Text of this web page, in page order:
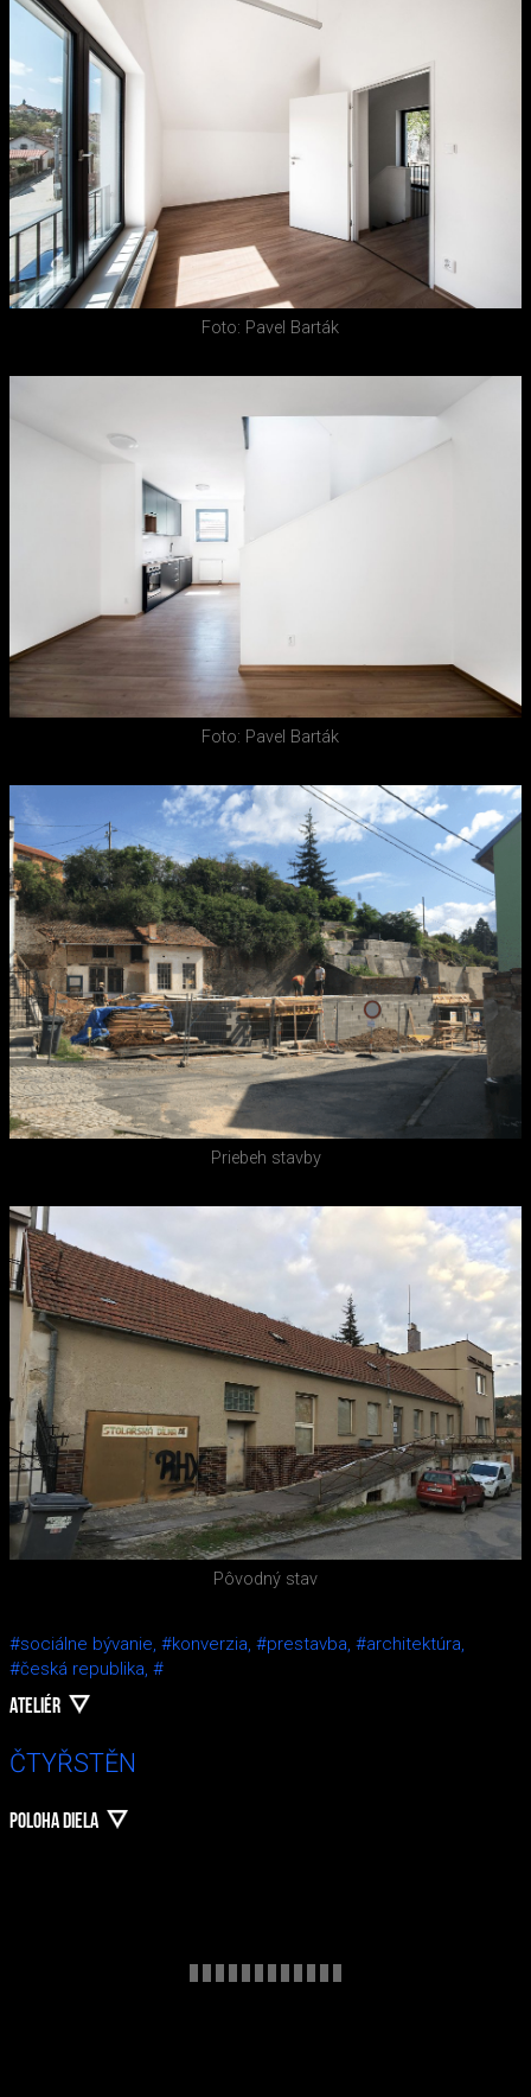
Foto: Pavel Barták
Foto: Pavel Barták
Priebeh stavby
Pôvodný stav
#sociálne bývanie, #konverzia, #prestavba, #architektúra,
#česká republika, #
ATELIÉR
ČTYŘSTĚN
POLOHA DIELA